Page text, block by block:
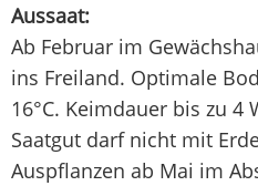
Aussaat:
Ab Februar im
ins Freiland. Optimale
16°C. Keimdauer bis zu 4
Saatgut darf nicht mit
Auspflanzen ab Mai im